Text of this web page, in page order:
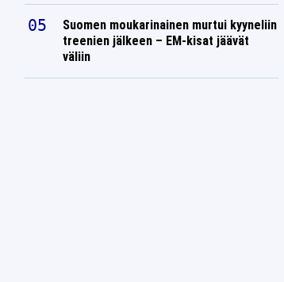
Suomen moukarinainen murtui kyyneliin
treenien jälkeen – EM-kisat jäävät
väliin